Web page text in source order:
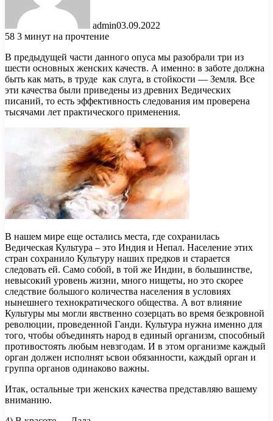
admin03.09.2022
58 3 минут на прочтение
В предыдущей части данного опуса мы разобрали три из
шести основных женских качеств. А именно: в заботе должна
быть как мать, в труде как слуга, в стойкости — Земля. Все
эти качества были приведены из древних Ведических
писаний, то есть эффективность следования им проверена
тысячами лет практического применения.
В нашем мире еще остались места, где сохранилась
Ведическая Культура – это Индия и Непал. Население этих
стран сохранило Культуру наших предков и старается
следовать ей. Само собой, в той же Индии, в большинстве,
невысокий уровень жизни, много нищеты, но это скорее
следствие большого количества населения в условиях
нынешнего технократического общества. А вот влияние
Культуры мы могли явственно созерцать во время безкровной
революции, проведенной Ганди. Культура нужна именно для
того, чтобы объединять народ в единый организм, способный
противостоять любым невзгодам. И в этом организме каждый
орган должен исполнят ьсвои обязанности, каждый орган и
группа органов одинаково важны.
Итак, остальные три женских качества представляю вашему
вниманию.